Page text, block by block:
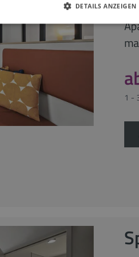
1 -
DETAILS ANZEIGEN